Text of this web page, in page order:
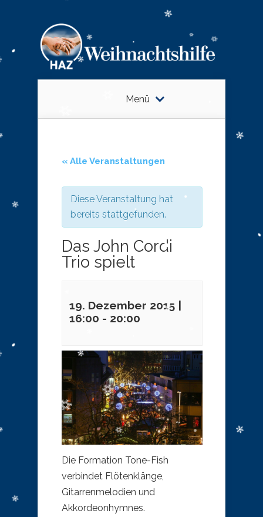
Menü
« Alle Veranstaltungen
Diese Veranstaltung hat
bereits stattgefunden.
Das John Cordi
Trio spielt
19. Dezember 2015 |
16:00 - 20:00
Die Formation Tone-Fish
verbindet Flötenklänge,
Gitarrenmelodien und
Akkordeonhymnes.